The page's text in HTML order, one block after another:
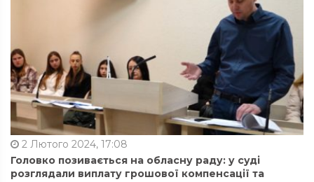
2 Лютого 2024, 17:08
Головко позивається на обласну раду: у суді
розглядали виплату грошової компенсації та